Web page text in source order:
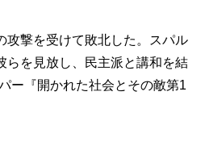
攻撃を受けて敗北した。スパル
らを見放し、民主派と講和を結
ー『開かれた社会とその敵第1